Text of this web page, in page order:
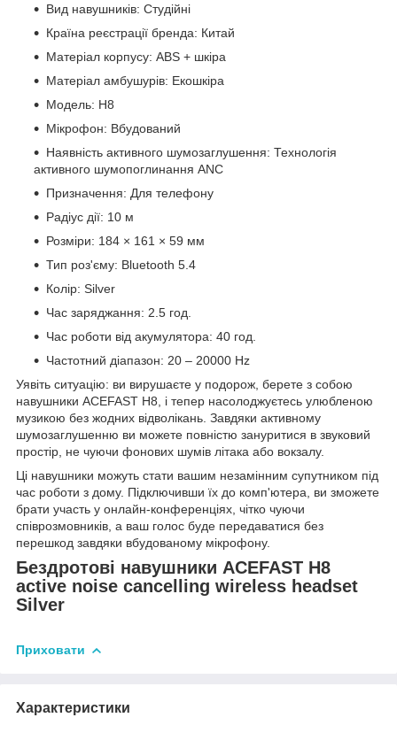
Вид навушників: Студійні
Країна реєстрації бренда: Китай
Матеріал корпусу: ABS + шкіра
Матеріал амбушурів: Екошкіра
Модель: H8
Мікрофон: Вбудований
Наявність активного шумозаглушення: Технологія
активного шумопоглинання ANC
Призначення: Для телефону
Радіус дії: 10 м
Розміри: 184 × 161 × 59 мм
Тип роз'єму: Bluetooth 5.4
Колір: Silver
Час заряджання: 2.5 год.
Час роботи від акумулятора: 40 год.
Частотний діапазон: 20 – 20000 Hz
Уявіть ситуацію: ви вирушаєте у подорож, берете з собою
навушники ACEFAST H8, і тепер насолоджуєтесь улюбленою
музикою без жодних відволікань. Завдяки активному
шумозаглушенню ви можете повністю зануритися в звуковий
простір, не чуючи фонових шумів літака або вокзалу.
Ці навушники можуть стати вашим незамінним супутником під
час роботи з дому. Підключивши їх до комп'ютера, ви зможете
брати участь у онлайн-конференціях, чітко чуючи
співрозмовників, а ваш голос буде передаватися без
перешкод завдяки вбудованому мікрофону.
Бездротові навушники ACEFAST H8
active noise cancelling wireless headset
Silver
Приховати
Характеристики